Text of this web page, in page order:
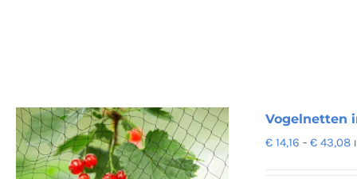
Vogelnetten
€ 14,16 - € 43,08